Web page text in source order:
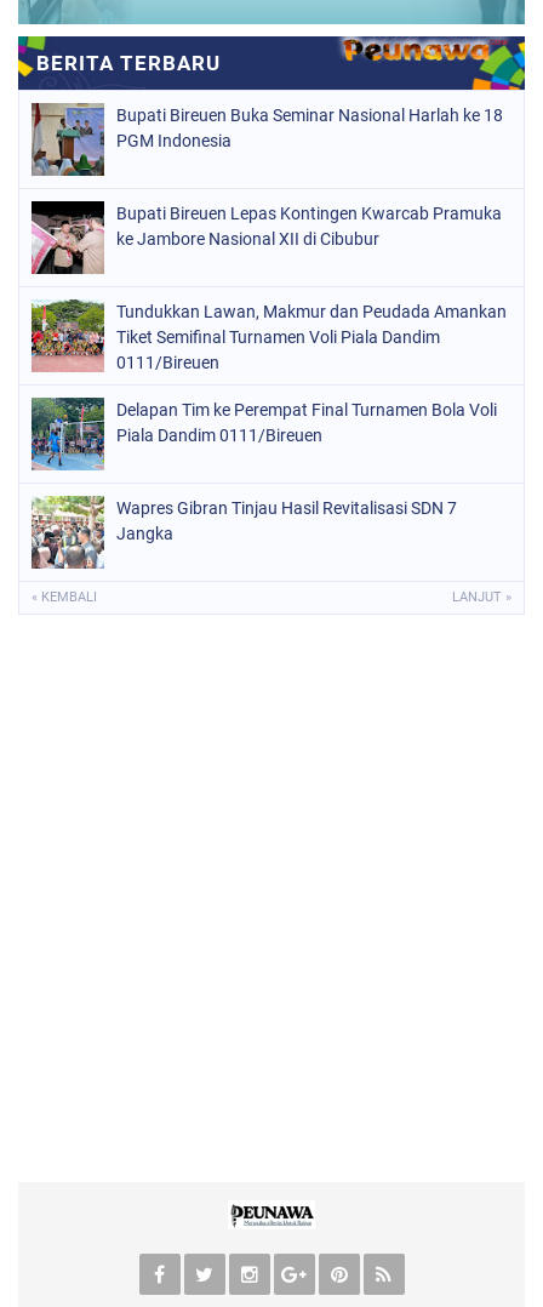
Bupati Bireuen Buka Seminar Nasional Harlah ke 18
PGM Indonesia
Bupati Bireuen Lepas Kontingen Kwarcab Pramuka
ke Jambore Nasional XII di Cibubur
Tundukkan Lawan, Makmur dan Peudada Amankan
Tiket Semifinal Turnamen Voli Piala Dandim
0111/Bireuen
Delapan Tim ke Perempat Final Turnamen Bola Voli
Piala Dandim 0111/Bireuen
Wapres Gibran Tinjau Hasil Revitalisasi SDN 7
Jangka
« KEMBALI LANJUT »